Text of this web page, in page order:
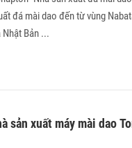
đá mài dao đến từ vùng
Bản ...
sản xuất máy mài dao